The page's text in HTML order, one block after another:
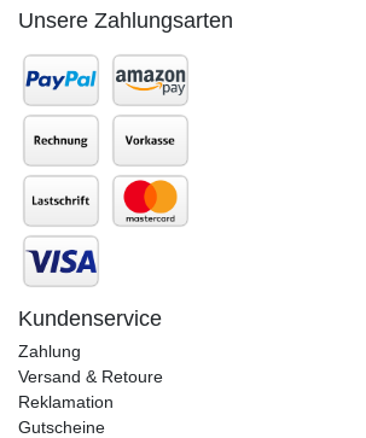
Unsere Zahlungsarten
Kundenservice
Zahlung
Versand & Retoure
Reklamation
Gutscheine